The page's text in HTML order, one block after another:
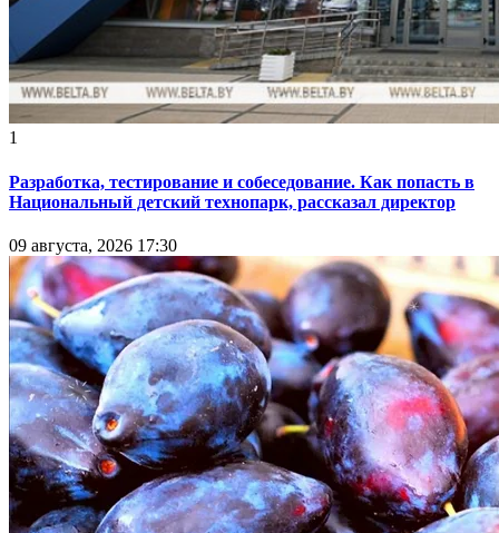
1
Разработка, тестирование и собеседование. Как попасть в
Национальный детский технопарк, рассказал директор
09 августа, 2026 17:30